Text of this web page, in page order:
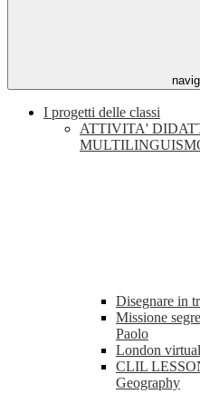
I progetti delle classi
ATTIVITA'
Disegnare in
Missione
Paolo
London
CLIL
Geography